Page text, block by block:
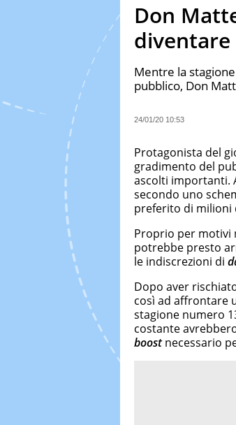
Don
Mentre la
pubblico, Don
24/01/20 10:53
Protagonista del
gradimento del
ascolti importanti.
secondo uno
preferito di milioni
Proprio per motivi
potrebbe presto
le indiscrezioni di
Dopo aver
così ad affrontare
stagione numero
costante
boostnecessario